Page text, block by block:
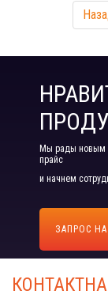
Мы рады новым
прайс
и начнем
ЗАПРОС